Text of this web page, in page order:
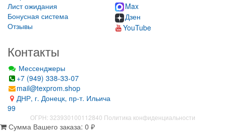
Лист ожидания
Бонусная система
Отзывы
Max
Дзен
YouTube
Контакты
Мессенджеры
+7 (949) 338-33-07
mail@texprom.shop
ДНР, г. Донецк, пр-т. Ильича
99
ОГРН: 323930100112840 Политика конфиденциальности
Сумма Вашего заказа: 0 ₽